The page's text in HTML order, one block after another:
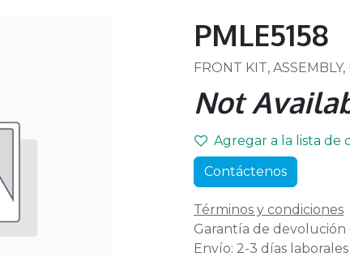
PMLE5158
FRONT KIT,
Not
Agregar a la lista de
Contáctenos
Términos y condiciones
Garantía de devolución
Envío: 2-3 días laborales